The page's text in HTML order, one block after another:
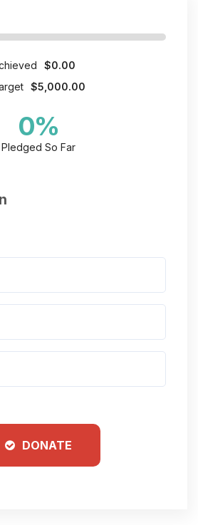
$0.00
$5,000.00
0%
Pledged So Far
DONATE